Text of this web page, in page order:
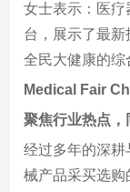
女士表示：医
台，展示了最
全民大健康的综
Medical Fair
聚焦行业热点
经过多年的深
械产品采买选购